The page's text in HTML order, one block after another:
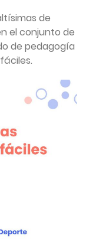
de
el conjunto de
de pedagogía